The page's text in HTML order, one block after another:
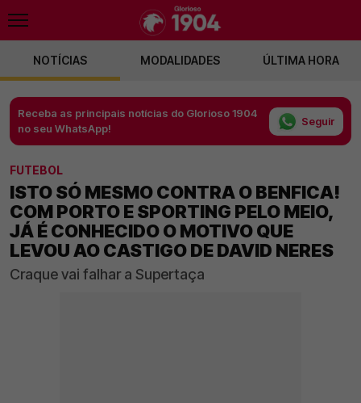
NOTÍCIAS MODALIDADES ÚLTIMA HORA
Receba as principais notícias do Glorioso 1904
no seu WhatsApp!
Seguir
FUTEBOL
ISTO SÓ MESMO CONTRA O BENFICA!
COM PORTO E SPORTING PELO MEIO,
JÁ É CONHECIDO O MOTIVO QUE
LEVOU AO CASTIGO DE DAVID NERES
Craque vai falhar a Supertaça